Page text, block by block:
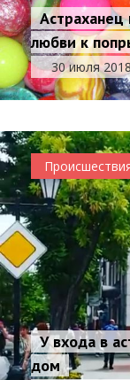
любви к
30 июля
У входа в
дом